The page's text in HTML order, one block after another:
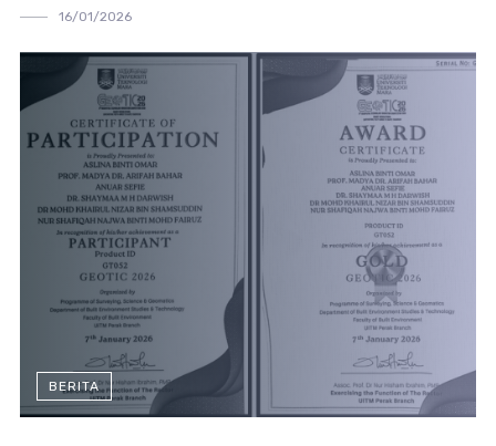
16/01/2026
BERITA